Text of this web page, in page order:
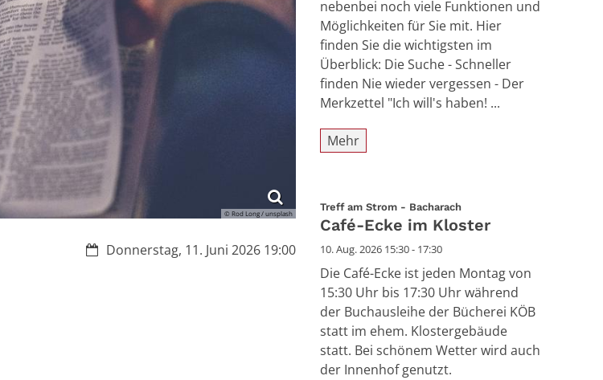
© Rod Long / unsplash
Datum:Donnerstag, 11. Juni 2026 19:00
nebenbei noch viele Funktionen und
Möglichkeiten für Sie mit. Hier
finden Sie die wichtigsten im
Überblick: Die Suche - Schneller
finden Nie wieder vergessen - Der
Merkzettel "Ich will's haben! ...
Mehr
Treff am Strom - Bacharach:
Café-Ecke im Kloster
10. Aug. 2026 15:30 - 17:30
Die Café-Ecke ist jeden Montag von
15:30 Uhr bis 17:30 Uhr während
der Buchausleihe der Bücherei KÖB
statt im ehem. Klostergebäude
statt. Bei schönem Wetter wird auch
der Innenhof genutzt.